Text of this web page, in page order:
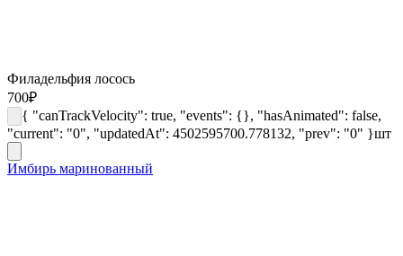
Филадельфия лосось
700₽
{ "canTrackVelocity": true, "events": {}, "hasAnimated": false,
"current": "0", "updatedAt": 4502595700.778132, "prev": "0" }шт
Имбирь маринованный